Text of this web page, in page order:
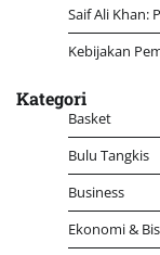
Saif Ali Khan:
Kebijakan
Kategori
Basket
Bulu Tangkis
Business
Ekonomi &